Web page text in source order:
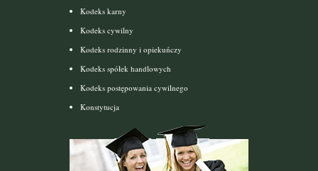
Kodeks karny
Kodeks cywilny
Kodeks rodzinny i opiekuńczy
Kodeks spółek handlowych
Kodeks postępowania cywilnego
Konstytucja